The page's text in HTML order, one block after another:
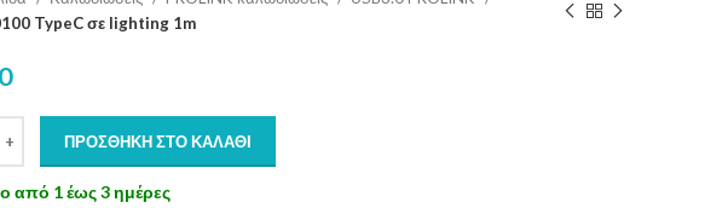
TypeC σε lighting 1m
ΠΡΟΣΘΉΚΗ ΣΤΟ ΚΑΛΆΘΙ
από 1 έως 3 ημέρες